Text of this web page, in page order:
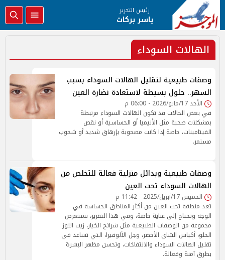
رئيس التحرير
ياسر بركات
الهالات السوداء
وصفات طبيعية لتقليل الهالات السوداء بسبب
السهر.. حلول بسيطة لاستعادة نضارة العين
الأحد 17/مايو/2026 - 06:00 م
في بعض الحالات قد تكون الهالات السوداء مرتبطة
بمشكلات صحية مثل الأنيميا أو الحساسية أو نقص
الفيتامينات، خاصة إذا كانت مصحوبة بإرهاق شديد أو شحوب
مستمر.
وصفات طبيعية وبدائل منزلية فعالة للتخلص من
الهالات السوداء تحت العين
الخميس 17/أبريل/2025 - 11:42 م
تعد منطقة تحت العين من أكثر المناطق الحساسة في
الوجه وتحتاج إلى عناية خاصة، وفي هذا التقرير، نستعرض
مجموعة من الوصفات الطبيعية مثل شرائح الخيار، زيت اللوز
الحلو، أكياس الشاي الأخضر، وجل الألوفيرا، التي تساعد في
تقليل الهالات السوداء والانتفاخات، وتحسن مظهر البشرة
بطرق آمنة وفعالة.